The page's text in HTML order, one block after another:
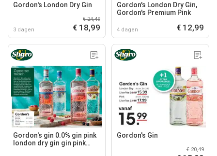
Gordon's London Dry Gin
3 dagen
€ 24,49
€ 18,99
Gordon's London Dry Gin,
Gordon's Premium Pink
4 dagen € 12,99
Gordon's gin 0.0% gin pink
london dry gin gin pink
Gordon's Gin
€ 20,49